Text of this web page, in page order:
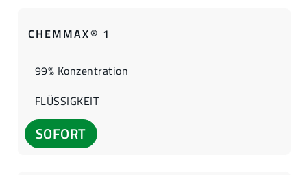
CHEMMAX® 1
99% Konzentration
FLÜSSIGKEIT
SOFORT